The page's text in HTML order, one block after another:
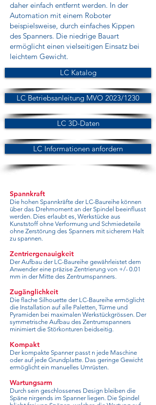
daher einfach entfernt werden. In der
Automation mit einem Roboter
beispielsweise, durch einfaches Kippen
des Spanners. Die niedrige Bauart
ermöglicht einen vielseitigen Einsatz bei
leichtem Gewicht.
LC Katalog
LC Betriebsanleitung MVO 2023/1230
LC 3D-Daten
LC Informationen anfordern
Spannkraft
Die hohen Spannkräfte der LC-Baureihe können
über das Drehmoment an der Spindel beeinflusst
werden. Dies erlaubt es, Werkstücke aus
Kunststoff ohne Verformung und Schmiedeteile
ohne Zerstörung des Spanners mit sicherem Halt
zu spannen.
Zentriergenauigkeit
Der Aufbau der LC-Baureihe gewährleistet dem
Anwender eine präzise Zentrierung von +/- 0.01
mm in der Mitte des Zentrumspanners.
Zugänglichkeit
Die flache Silhouette der LC-Baureihe ermöglicht
die Installation auf alle Paletten, Türme und
Pyramiden bei maximalen Werkstückgrössen. Der
symmetrische Aufbau des Zentrumspanners
minimiert die Störkonturen beidseitig.
Kompakt
Der kompakte Spanner passt n jede Maschine
oder auf jede Grundplatte. Das geringe Gewicht
ermöglicht ein manuelles Umrüsten.
Wartungsarm
Durch sein geschlossenes Design bleiben die
Späne nirgends im Spanner liegen. Die Spindel